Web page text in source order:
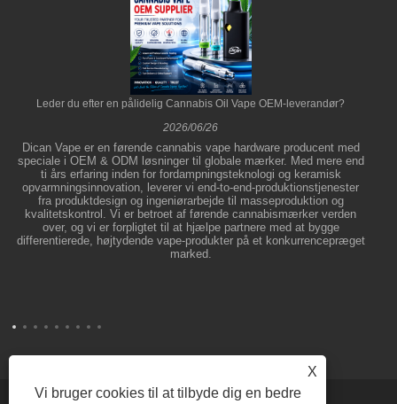
Leder du efter en pålidelig Cannabis Oil Vape OEM-leverandør?
2026/06/26
Dican Vape er en førende cannabis vape hardware producent med
speciale i OEM & ODM løsninger til globale mærker. Med mere end
ti års erfaring inden for fordampningsteknologi og keramisk
opvarmningsinnovation, leverer vi end-to-end-produktionstjenester
fra produktdesign og ingeniørarbejde til masseproduktion og
kvalitetskontrol. Vi er betroet af førende cannabismærker verden
over, og vi er forpligtet til at hjælpe partnere med at bygge
differentierede, højtydende vape-produkter på et konkurrencepræget
marked.
X
Vi bruger cookies til at tilbyde dig en bedre